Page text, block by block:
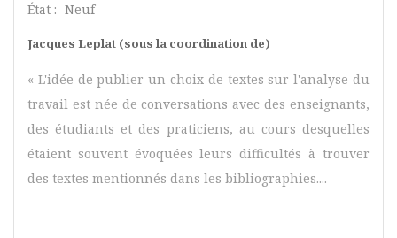
État : Neuf
Jacques Leplat (sous la coordination de)
« L'idée de publier un choix de textes sur l'analyse du
travail est née de conversations avec des enseignants,
des étudiants et des praticiens, au cours desquelles
étaient souvent évoquées leurs difficultés à trouver
des textes mentionnés dans les bibliographies....